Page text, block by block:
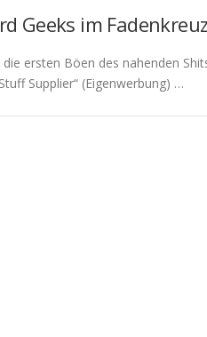
Geeks im
ersten Böen des nahenden
Supplier“ (Eigenwerbung) …